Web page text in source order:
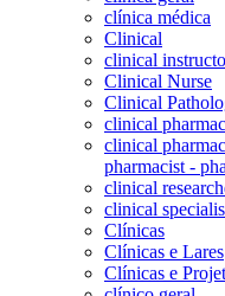
clínica médica
Clinical
clinical
Clinical Nurse
Clinical
clinical
clinical
pharmacist -
clinical
clinical
Clínicas
Clínicas e Lares
Clínicas e